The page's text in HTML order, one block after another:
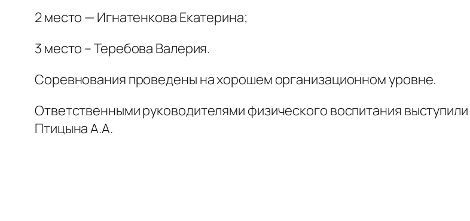
2 место — Игнатенкова Екатерина;
3 место – Теребова Валерия.
Соревнования проведены на хорошем организационном уровне.
Ответственными руководителями физического воспитания
Птицына А.А.